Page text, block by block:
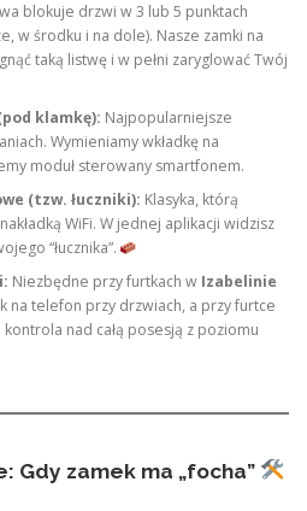
blokuje drzwi w 3 lub 5 punktach
w środku i na dole). Nasze zamki na
taką listwę i w pełni zaryglować Twój
klamkę): Najpopularniejsze
Wymieniamy wkładkę na
moduł sterowany smartfonem.
(tzw. łuczniki): Klasyka, którą
WiFi. W jednej aplikacji widzisz
“łucznika”.
Niezbędne przy furtkach w Izabelinie
na telefon przy drzwiach, a przy furtce
nad całą posesją z poziomu
Gdy zamek ma „focha”